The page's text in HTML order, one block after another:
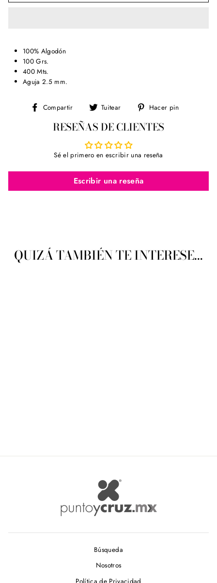
100% Algodón
100 Grs.
400 Mts.
Aguja 2.5 mm.
Compartir
Compartir
Facebook
Tuitear
Tuitear
Twitter
Hacer pin
RESEÑAS DE CLIENTES
Sé el primero en escribir una reseña
Escribir una reseña
QUIZÁ TAMBIÉN TE INTERESE...
Búsqueda
Nosotros
Política de Privacidad